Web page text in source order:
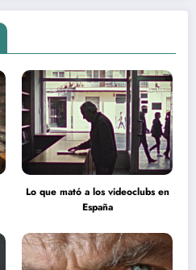
Lo que mató a los videoclubs en
España